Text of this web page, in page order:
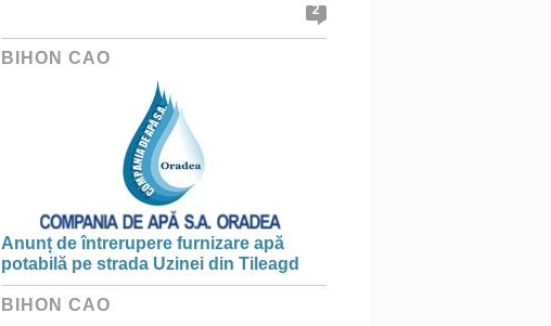
2
BIHON CAO
Anunț de întrerupere furnizare apă
potabilă pe strada Uzinei din Tileagd
BIHON CAO